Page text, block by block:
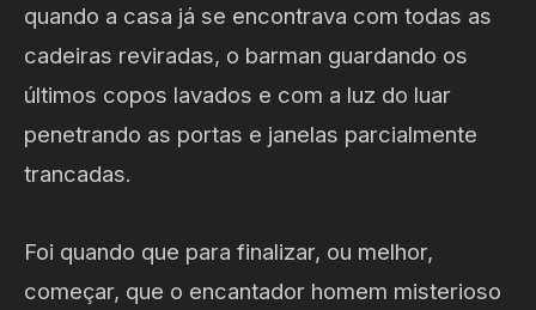
quando a casa já se encontrava com todas as
cadeiras reviradas, o barman guardando os
últimos copos lavados e com a luz do luar
penetrando as portas e janelas parcialmente
trancadas.
Foi quando que para finalizar, ou melhor,
começar, que o encantador homem misterioso